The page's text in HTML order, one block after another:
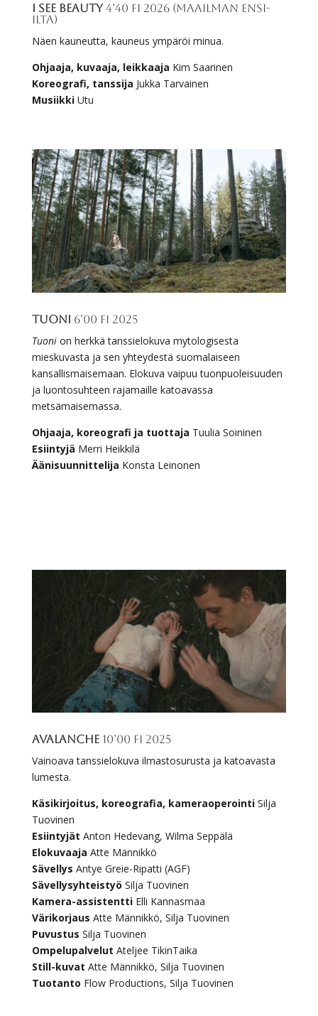
I See Beauty4’40 FI 2026 (Maailman ensi-
ilta)
Näen kauneutta, kauneus ympäröi minua.
Ohjaaja, kuvaaja, leikkaaja Kim Saarinen
Koreografi, tanssija Jukka Tarvainen
MusiikkiUtu
Tuoni 6’00 FI 2025
Tuonion herkkä tanssielokuva mytologisesta
mieskuvasta ja sen yhteydestä suomalaiseen
kansallismaisemaan. Elokuva vaipuu tuonpuoleisuuden
ja luontosuhteen rajamaille katoavassa
metsämaisemassa.
Ohjaaja, koreografi ja tuottaja Tuulia Soininen
Esiintyjä Merri Heikkilä
Äänisuunnittelija Konsta Leinonen
Avalanche10’00 FI 2025
Vainoava tanssielokuva ilmastosurusta ja katoavasta
lumesta.
Käsikirjoitus, koreografia, kameraoperointiSilja
Tuovinen
Esiintyjät Anton Hedevang, Wilma Seppälä
Elokuvaaja Atte Männikkö
Sävellys Antye Greie-Ripatti (AGF)
Sävellysyhteistyö Silja Tuovinen
Kamera-assistenttiElli Kannasmaa
Värikorjaus Atte Männikkö, Silja Tuovinen
Puvustus Silja Tuovinen
Ompelupalvelut Ateljee TikinTaika
Still-kuvat Atte Männikkö, Silja Tuovinen
Tuotanto Flow Productions, Silja Tuovinen